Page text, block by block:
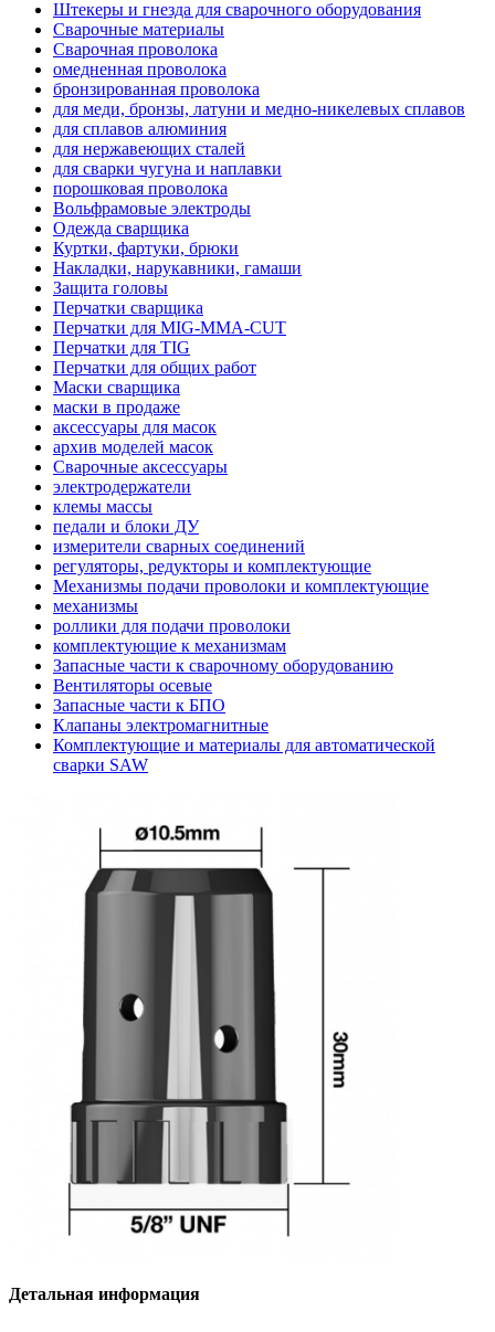
Штекеры и гнезда для сварочного оборудования
Сварочные материалы
Сварочная проволока
омедненная проволока
бронзированная проволока
для меди, бронзы, латуни и медно-никелевых сплавов
для сплавов алюминия
для нержавеющих сталей
для сварки чугуна и наплавки
порошковая проволока
Вольфрамовые электроды
Одежда сварщика
Куртки, фартуки, брюки
Накладки, нарукавники, гамаши
Защита головы
Перчатки сварщика
Перчатки для MIG-MMA-CUT
Перчатки для TIG
Перчатки для общих работ
Маски сварщика
маски в продаже
аксессуары для масок
архив моделей масок
Сварочные аксессуары
электродержатели
клемы массы
педали и блоки ДУ
измерители сварных соединений
регуляторы, редукторы и комплектующие
Механизмы подачи проволоки и комплектующие
механизмы
роллики для подачи проволоки
комплектующие к механизмам
Запасные части к сварочному оборудованию
Вентиляторы осевые
Запасные части к БПО
Клапаны электромагнитные
Комплектующие и материалы для автоматической
сварки SAW
Детальная информация